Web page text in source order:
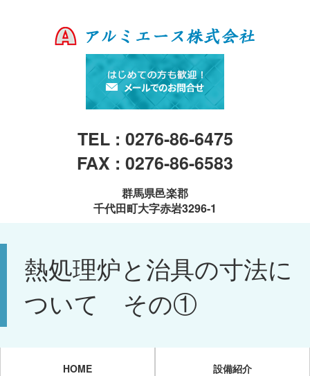
TEL : 0276-86-6475
FAX : 0276-86-6583
群馬県邑楽郡
千代田町大字赤岩3296-1
熱処理炉と治具の寸法に
ついて その①
HOME 設備紹介